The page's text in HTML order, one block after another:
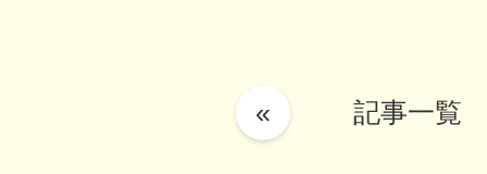
« 記事一覧